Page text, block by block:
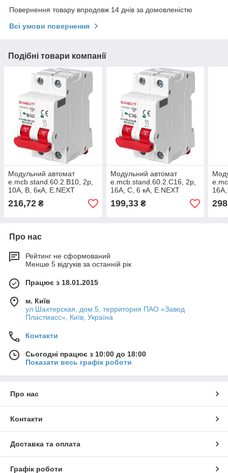
Повернення товару впродовж 14 днів за домовленістю
Всі умови повернення
Подібні товари компанії
Модульний автомат
e.mcb.stand.60.2.B10, 2р,
10А, B, 6кА, E.NEXT
(s001116)
216,72 ₴
Модульний автомат
e.mcb.stand.60.2.C16, 2р,
16А, C, 6 кА, E.NEXT
(s002117)
199,33₴
Про нас
Рейтинг не сформований
Менше 5 відгуків за останній рік
Працює з 18.01.2015
м. Київ
ул.Шахтерская, дом.5, территория ПАО «Завод
Пластмасс», Київ, Україна
Контакти
Сьогодні працює з 10:00 до 18:00
Показати весь графік роботи
Про нас
Контакти
Доставка та оплата
Графік роботи